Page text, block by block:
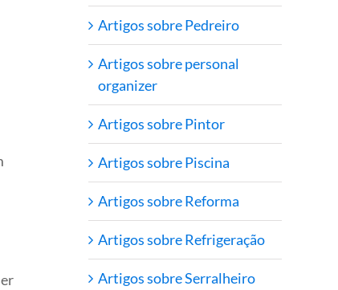
Artigos sobre Pedreiro
Artigos sobre personal
organizer
Artigos sobre Pintor
Artigos sobre Piscina
Artigos sobre Reforma
Artigos sobre Refrigeração
Artigos sobre Serralheiro